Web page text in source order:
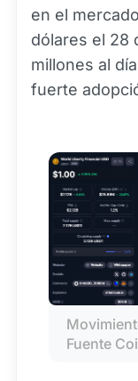
en el
dólares el 28
millones al
fuerte
Fuente